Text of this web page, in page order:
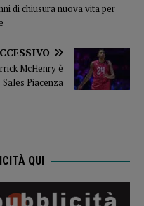
di chiusura nuova vita per
McHenry è
Piacenza
QUI